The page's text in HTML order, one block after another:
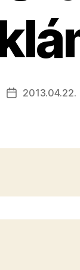
Bejegyzés
2013.04.22.